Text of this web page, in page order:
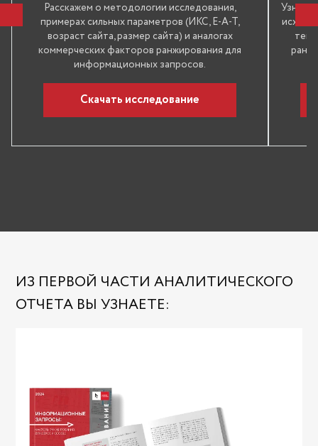
Расскажем о методологии исследования,
примерах сильных параметров (ИКС, E-A-T,
возраст сайта, размер сайта) и аналогах
коммерческих факторов ранжирования для
информационных запросов.
Скачать исследование
ИЗ ПЕРВОЙ ЧАСТИ АНАЛИТИЧЕСКОГО
ОТЧЕТА ВЫ УЗНАЕТЕ: